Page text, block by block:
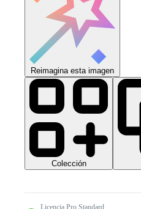
Reimagina esta imagen
Colección
Licencia Pro Standard